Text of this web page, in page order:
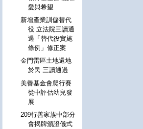
愛與希望
新增產業訓儲替代
役 立法院三讀通
過「替代役實施
條例」修正案
金門雷區土地還地
於民 三讀通過
美善基金會爬行賽
從中評估幼兒發
展
209行善家族中部分
會揭牌頒證儀式